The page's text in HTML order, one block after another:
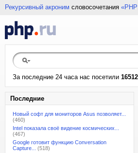
Рекурсивный акроним словосочетания
За последние 24 часа нас посетили
Последние
Новый софт для мониторов Asus позволяет...
(460)
Intel показала своё видение космических...
(467)
Google готовит функцию Conversation
Capture...
(518)